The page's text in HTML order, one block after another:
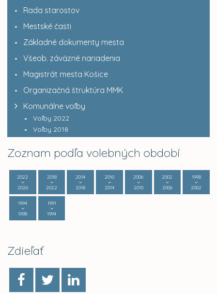
Rada starostov
Mestské časti
Základné dokumenty mesta
Všeob. záväzné nariadenia
Magistrát mesta Košice
Organizačná štruktúra MMK
Komunálne voľby
Voľby 2022
Voľby 2018
Zoznam podľa volebných období
2022
2026
2018
2022
2014
2018
2010
2014
2006
2010
2002
2006
1998
2002
1994
1998
1991
1994
Zdieľať